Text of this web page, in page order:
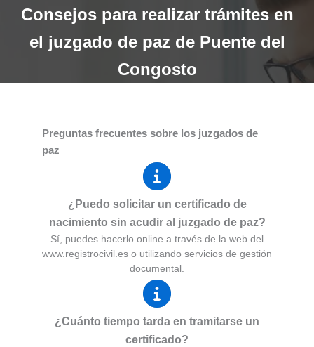
Consejos para realizar trámites en
el juzgado de paz de Puente del
Congosto
Preguntas frecuentes sobre los juzgados de
paz
¿Puedo solicitar un certificado de
nacimiento sin acudir al juzgado de paz?
Sí, puedes hacerlo online a través de la web del
www.registrocivil.es o utilizando servicios de gestión
documental.
¿Cuánto tiempo tarda en tramitarse un
certificado?